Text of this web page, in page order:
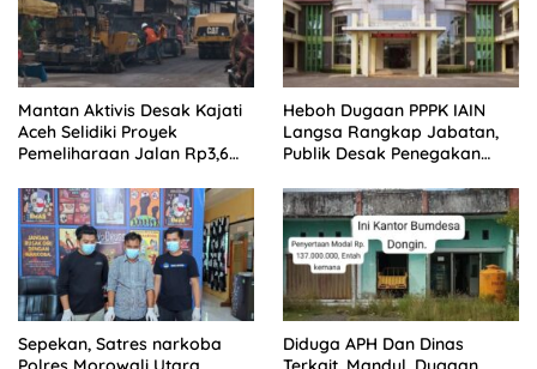
Mantan Aktivis Desak Kajati
Aceh Selidiki Proyek
Pemeliharaan Jalan Rp3,6
Heboh Dugaan PPPK IAIN
Langsa Rangkap Jabatan,
Publik Desak Penegakan
Sepekan, Satres narkoba
Diduga APH Dan Dinas